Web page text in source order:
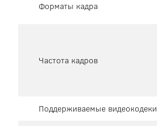
Форматы кадра
Частота кадров
Поддерживаемые видеокодеки